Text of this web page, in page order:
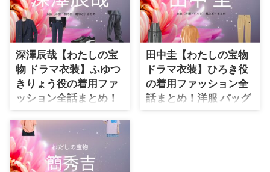
・見上愛
・出口夏希
・田辺桃子
・滝沢カレン
・トリンドル玲奈
・
・芳根京子
・北川景子
・橋本環奈
デザインが似ているアイテムも紹
介！ &nbs ...
（こもりまこと）役に衣装提供さ
れているドラマの服装（ファッシ
ョン・コーデ）の「ブランド」や
「購入先」の情報をまとめていま
す♪ 恒松祐里つねまつゆりさん
がドラマ【わたしの宝物】小森真
琴こもりまことで着用している、
を衣装協力のブランドからリサー
チして紹介♪ 第1話〜最終回ま
で、着用シーン別・コーデ別にド
ラマファッションをまとめていき
ます♪ 着用アイテムが不明の場合
や在庫切れの場 ...
たからもの）】で北村一輝（きた
むら かずき）さんが演じる浅岡
忠行（あさおか ただゆき）役に
衣装協力されているドラマの服装
（ファッション・コーデ）の「ブ
ランド」や「購入先」の情報をま
とめています♪ 北村一輝きたむ
ら かずきさんがドラマ【わたし
の宝物】浅岡忠行あさおか ただ
ゆきで着用している、 を衣装協
深澤辰哉【わたしの宝
物 ドラマ衣装】ふゆつ
きりょう役の着用ファ
ッション全話まとめ！
洋服 バッグ 靴などのブ
ランド&コーデは？
【わたしの宝物】深澤辰哉さん
（ふゆつきりょう役）の衣装・服
装（服･バッグ･アクセ・靴など）
田中圭【わたしの宝物
ドラマ衣装】ひろき役
の着用ファッション全
話まとめ！洋服 バッグ
靴などのブランド&コ